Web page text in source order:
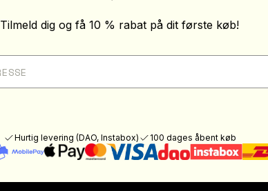
Tilmeld dig og få 10 % rabat på dit første køb!
Hurtig levering (DAO, Instabox) 100 dages åbent køb